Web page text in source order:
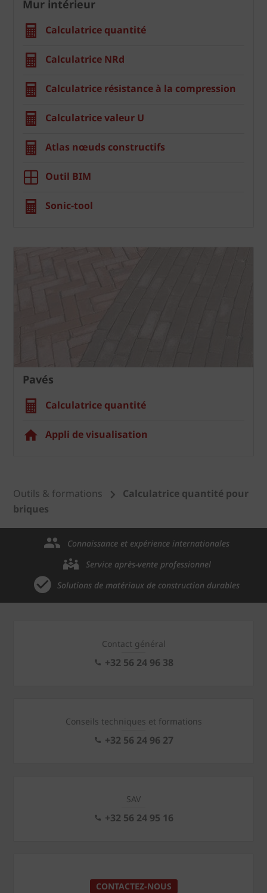
Mur intérieur
Calculatrice quantité
Calculatrice NRd
Calculatrice résistance à la compression
Calculatrice valeur U
Atlas nœuds constructifs
Outil BIM
Sonic-tool
Pavés
Calculatrice quantité
Appli de visualisation
Outils & formations
Calculatrice quantité pour
briques
Connaissance et expérience internationales
Service après-vente professionnel
Solutions de matériaux de construction durables
Contact général
+32 56 24 96 38
Conseils techniques et formations
+32 56 24 96 27
SAV
+32 56 24 95 16
CONTACTEZ-NOUS